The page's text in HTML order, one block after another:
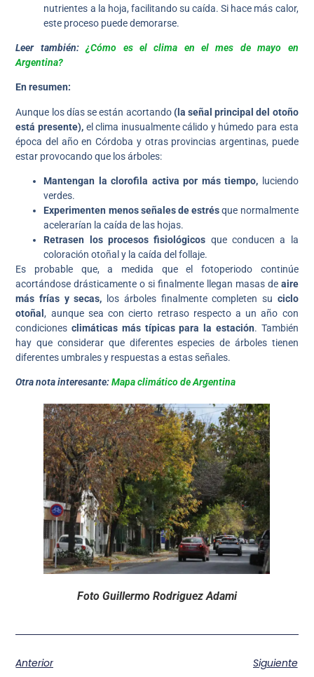
nutrientes a la hoja, facilitando su caída. Si hace más calor,
este proceso puede demorarse.
Leer también:¿Cómo es el clima en el mes de mayo en
Argentina?
En resumen:
Aunque los días se están acortando(la señal principal del otoño
está presente),el clima inusualmente cálido y húmedo para esta
época del año en Córdoba y otras provincias argentinas, puede
estar provocando que los árboles:
Mantengan la clorofila activa por más tiempo, luciendo
verdes.
Experimenten menos señales de estrésque normalmente
acelerarían la caída de las hojas.
Retrasen los procesos fisiológicos que conducen a la
coloración otoñal y la caída del follaje.
Es probable que, a medida que el fotoperiodo continúe
acortándose drásticamente o si finalmente llegan masas deaire
más frías y secas, los árboles finalmente completen su ciclo
otoñal, aunque sea con cierto retraso respecto a un año con
condicionesclimáticas más típicas para la estación. También
hay que considerar que diferentes especies de árboles tienen
diferentes umbrales y respuestas a estas señales.
Otra nota interesante:Mapa climático de Argentina
Foto Guillermo Rodriguez Adami
Anterior Siguiente